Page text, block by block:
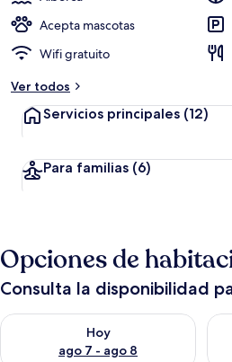
Acepta mascotas
Wifi gratuito
Ver todos
Servicios principales (12)
Para familias (6)
Opciones de
Consulta la disponibilidad
Hoy
ago 7 - ago 8
Consulta la disponibilidad para hoy